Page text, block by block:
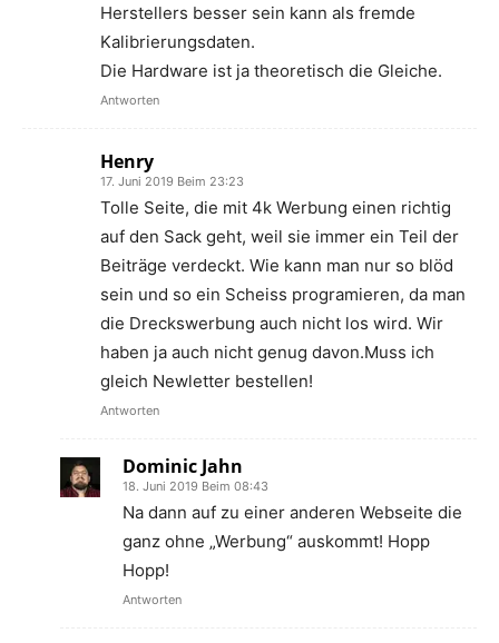
Herstellers besser sein kann als fremde
Kalibrierungsdaten.
Die Hardware ist ja theoretisch die Gleiche.
Antworten
Henry
17. Juni 2019 Beim 23:23
Tolle Seite, die mit 4k Werbung einen richtig
auf den Sack geht, weil sie immer ein Teil der
Beiträge verdeckt. Wie kann man nur so blöd
sein und so ein Scheiss programieren, da man
die Dreckswerbung auch nicht los wird. Wir
haben ja auch nicht genug davon.Muss ich
gleich Newletter bestellen!
Antworten
Dominic Jahn
18. Juni 2019 Beim 08:43
Na dann auf zu einer anderen Webseite die
ganz ohne „Werbung“ auskommt! Hopp
Hopp!
Antworten